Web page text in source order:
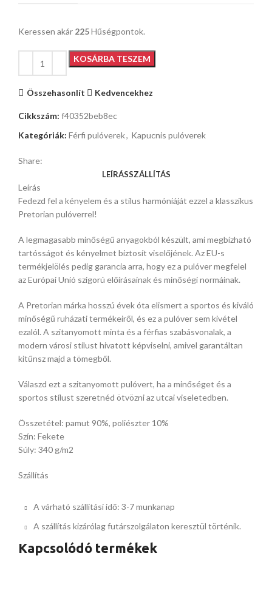
Keressen akár 225Hűségpontok.
KOSÁRBA TESZEM
Összehasonlít Kedvencekhez
Cikkszám: f40352beb8ec
Kategóriák: Férfi pulóverek, Kapucnis pulóverek
Share:
LEÍRÁSSZÁLLÍTÁS
Leírás
Fedezd fel a kényelem és a stílus harmóniáját ezzel a klasszikus
Pretorian pulóverrel!
A legmagasabb minőségű anyagokból készült, ami megbízható
tartósságot és kényelmet biztosít viselőjének. Az EU-s
termékjelölés pedig garancia arra, hogy ez a pulóver megfelel
az Európai Unió szigorú előírásainak és minőségi normáinak.
A Pretorian márka hosszú évek óta elismert a sportos és kiváló
minőségű ruházati termékeiről, és ez a pulóver sem kivétel
ezalól. A szitanyomott minta és a férfias szabásvonalak, a
modern városi stílust hivatott képviselni, amivel garantáltan
kitűnsz majd a tömegből.
Válaszd ezt a szitanyomott pulóvert, ha a minőséget és a
sportos stílust szeretnéd ötvözni az utcai viseletedben.
Összetétel: pamut 90%, poliészter 10%
Szín: Fekete
Súly: 340 g/m2
Szállítás
A várható szállítási idő: 3-7 munkanap
A szállítás kizárólag futárszolgálaton keresztül történik.
Kapcsolódó termékek